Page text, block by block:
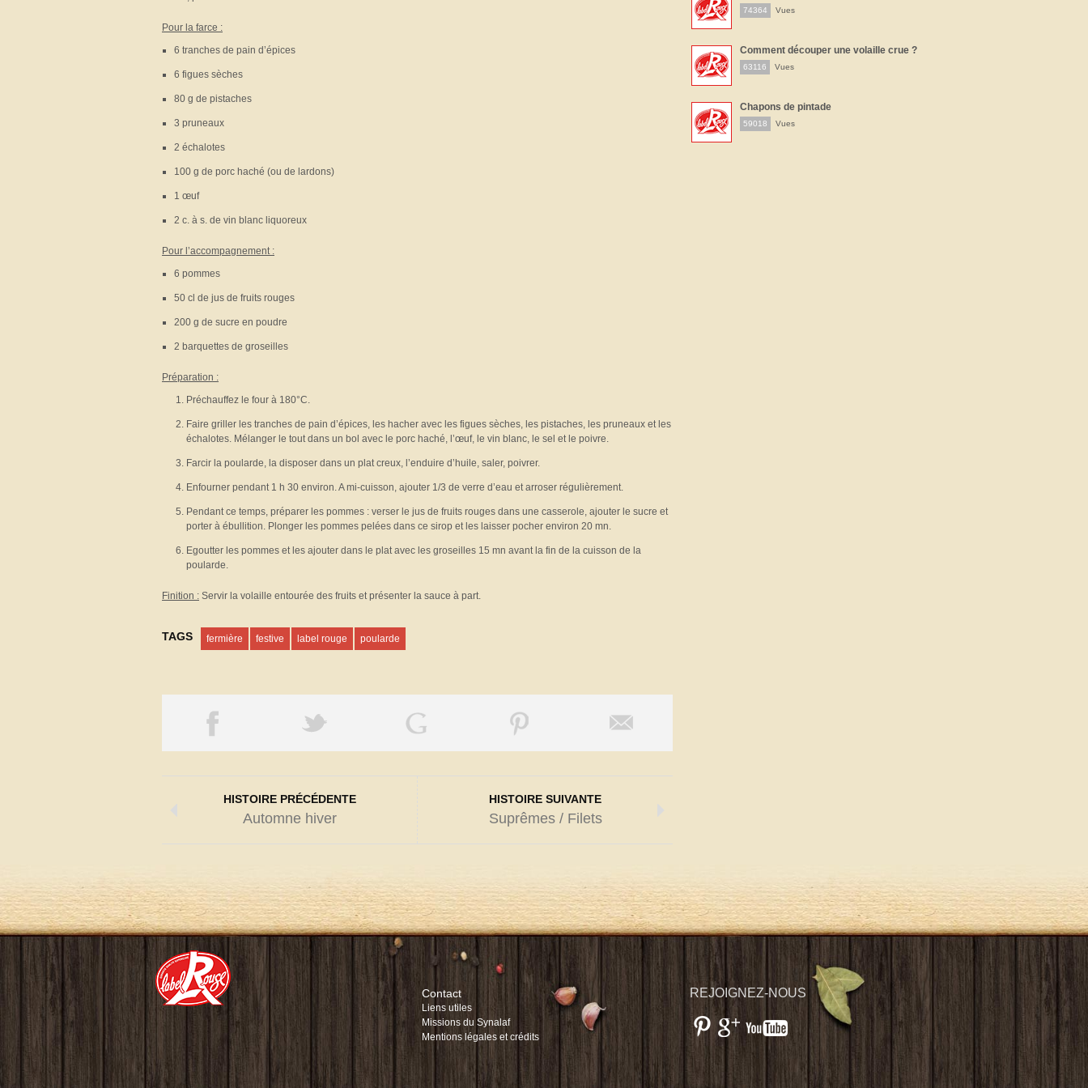
Pour la farce :
6 tranches de pain d’épices
6 figues sèches
80 g de pistaches
3 pruneaux
2 échalotes
100 g de porc haché (ou de lardons)
1 œuf
2 c. à s. de vin blanc liquoreux
Pour l’accompagnement :
6 pommes
50 cl de jus de fruits rouges
200 g de sucre en poudre
2 barquettes de groseilles
Préparation :
Préchauffez le four à 180°C.
Faire griller les tranches de pain d’épices, les hacher avec les figues sèches, les pistaches, les pruneaux et les
échalotes. Mélanger le tout dans un bol avec le porc haché, l’œuf, le vin blanc, le sel et le poivre.
Farcir la poularde, la disposer dans un plat creux, l’enduire d’huile, saler, poivrer.
Enfourner pendant 1 h 30 environ. A mi-cuisson, ajouter 1/3 de verre d’eau et arroser régulièrement.
Pendant ce temps, préparer les pommes : verser le jus de fruits rouges dans une casserole, ajouter le sucre et
porter à ébullition. Plonger les pommes pelées dans ce sirop et les laisser pocher environ 20 mn.
Egoutter les pommes et les ajouter dans le plat avec les groseilles 15 mn avant la fin de la cuisson de la
poularde.
Finition : Servir la volaille entourée des fruits et présenter la sauce à part.
TAGS fermière festive label rouge poularde
HISTOIRE PRÉCÉDENTE
Automne hiver
HISTOIRE SUIVANTE
Suprêmes / Filets
74364 Vues
Comment découper une volaille crue ?
63116 Vues
Chapons de pintade
59018 Vues
Contact
Liens utiles
Missions du Synalaf
Mentions légales et crédits
REJOIGNEZ-NOUS